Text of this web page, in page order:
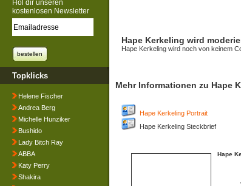
Hol dir unseren
kostenlosen Newsletter
Topklicks
Helene Fischer
Andrea Berg
Michelle Hunziker
Bushido
Lady Bitch Ray
ABBA
Katy Perry
Shakira
Hape Kerkeling wird
Hape Kerkeling wird noch von keinem
Mehr Informationen zu Hape
Hape Kerkeling Portrait
Hape Kerkeling Steckbrief
Hape